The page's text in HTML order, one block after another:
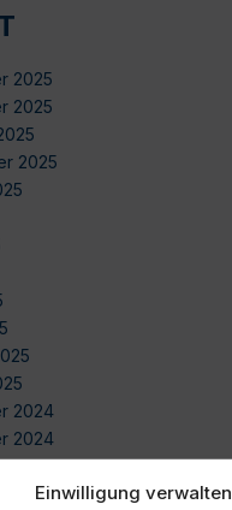
Einwilligung verwalten
2025
2025
2025
2024
2024
2024